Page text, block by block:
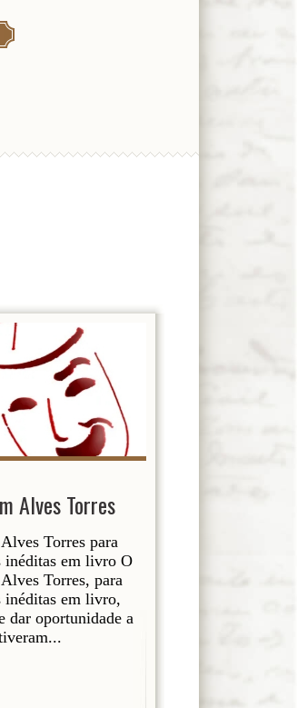
Alves Torres
Torres para
inéditas em livro O
Torres, para
inéditas em livro,
dar oportunidade a